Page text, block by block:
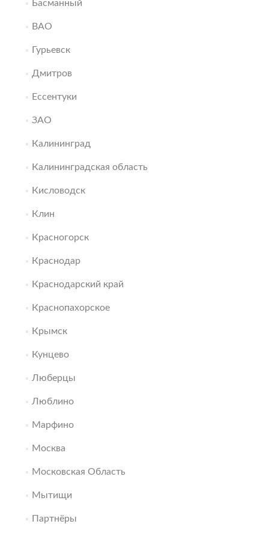
Басманный
ВАО
Гурьевск
Дмитров
Ессентуки
ЗАО
Калининград
Калининградская область
Кисловодск
Клин
Красногорск
Краснодар
Краснодарский край
Краснопахорское
Крымск
Кунцево
Люберцы
Люблино
Марфино
Москва
Московская Область
Мытищи
Партнёры